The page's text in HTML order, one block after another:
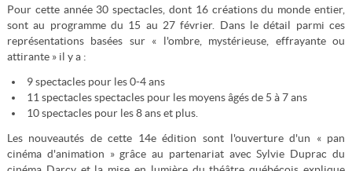
Pour cette année 30 spectacles, dont 16 créations du monde entier,
sont au programme du 15 au 27 février. Dans le détail parmi ces
représentations basées sur « l'ombre, mystérieuse, effrayante ou
attirante » il y a :
9 spectacles pour les 0-4 ans
11 spectacles spectacles pour les moyens âgés de 5 à 7 ans
10 spectacles pour les 8 ans et plus.
Les nouveautés de cette 14e édition sont l'ouverture d'un « pan
cinéma d'animation » grâce au partenariat avec Sylvie Duprac du